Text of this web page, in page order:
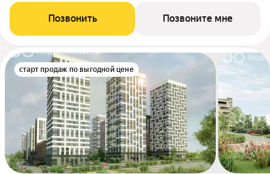
Позвонить Позвоните мне
старт продаж по выгодной цене